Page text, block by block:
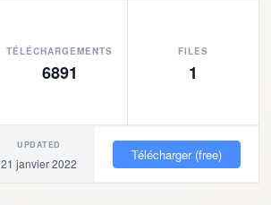
TÉLÉCHARGEMENTS
6891
FILES
1
UPDATED
21 janvier 2022
Télécharger (free)